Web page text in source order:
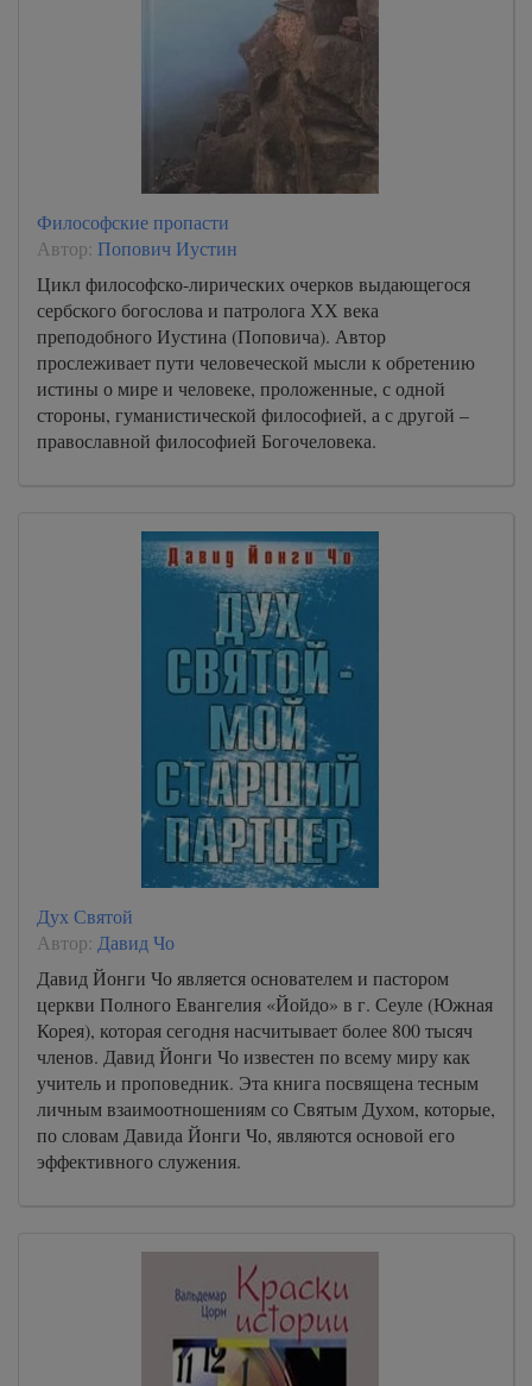
A-Book/03_ot_Luki/0000000110
A-Book/03_ot_Luki/0000000111
A-Book/03_ot_Luki/0000000112
A-Book/03_ot_Luki/0000000113
A-Book/03_ot_Luki/0000000114
A-Book/03_ot_Luki/0000000116
A-Book/03_ot_Luki/0000000117
A-Book/03_ot_Luki/0000000118
A-Book/03_ot_Luki/0000000119
A-Book/03_ot_Luki/0000000120
Философские пропасти
Автор: Попович Иустин
Цикл философско-лирических очерков выдающегося
сербского богослова и патролога ХХ века
преподобного Иустина (Поповича). Автор
прослеживает пути человеческой мысли к обретению
истины о мире и человеке, проложенные, с одной
стороны, гуманистической философией, а с другой –
православной философией Богочеловека.
Дух Святой
Автор: Давид Чо
Давид Йонги Чо является основателем и пастором
церкви Полного Евангелия «Йойдо» в г. Сеуле (Южная
Корея), которая сегодня насчитывает более 800 тысяч
членов. Давид Йонги Чо известен по всему миру как
учитель и проповедник. Эта книга посвящена тесным
личным взаимоотношениям со Святым Духом, которые,
по словам Давида Йонги Чо, являются основой его
эффективного служения.